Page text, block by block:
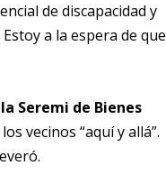
de discapacidad y
a la espera de que
Seremi de Bienes
vecinos “aquí y allá”.